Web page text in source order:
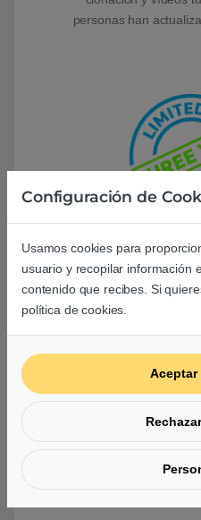
personas han
Garantía
Le ofrecemos la
de validación,
calificación y una
unidades de estado
Configuración de
Usamos cookies para
usuario y recopilar información
contenido que recibes. Si
política de cookies.
Aceptar